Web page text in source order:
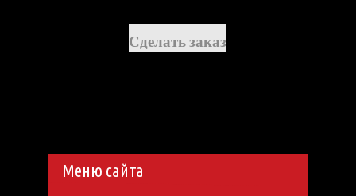
Сделать заказ
Меню сайта